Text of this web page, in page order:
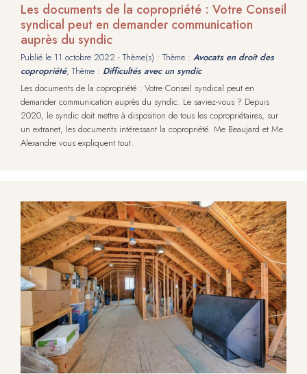
Les documents de la copropriété : Votre Conseil
syndical peut en demander communication
auprès du syndic
Publié le 11 octobre 2022 - Thème(s) : Thème : Avocats en droit des
copropriété, Thème : Difficultés avec un syndic
Les documents de la copropriété : Votre Conseil syndical peut en
demander communication auprès du syndic. Le saviez-vous ? Depuis
2020, le syndic doit mettre à disposition de tous les copropriétaires, sur
un extranet, les documents intéressant la copropriété. Me Beaujard et Me
Alexandre vous expliquent tout.